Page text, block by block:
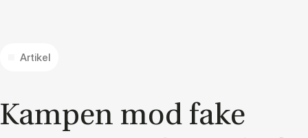
Artikel
Kam­pen mod fake